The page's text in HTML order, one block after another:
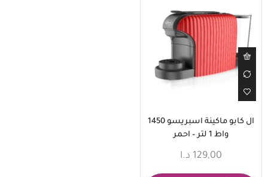
ال كابو ماكينة اسبريسو 1450
واط 1 لتر – احمر
129,00 د.ا